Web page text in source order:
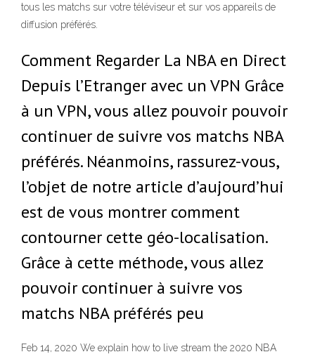
tous les matchs sur votre téléviseur et sur vos appareils de
diffusion préférés.
Comment Regarder La NBA en Direct
Depuis l’Etranger avec un VPN Grâce
à un VPN, vous allez pouvoir pouvoir
continuer de suivre vos matchs NBA
préférés. Néanmoins, rassurez-vous,
l’objet de notre article d’aujourd’hui
est de vous montrer comment
contourner cette géo-localisation.
Grâce à cette méthode, vous allez
pouvoir continuer à suivre vos
matchs NBA préférés peu
Feb 14, 2020 We explain how to live stream the 2020 NBA